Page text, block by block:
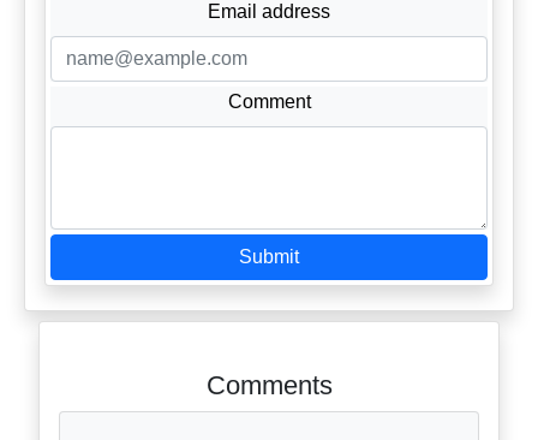
Email address
Comment
Submit
Comments